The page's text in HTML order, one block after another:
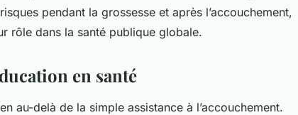
pendant la grossesse et après l’accouchement,
rôle dans la santé publique globale.
en santé
au-delà de la simple assistance à l’accouchement.